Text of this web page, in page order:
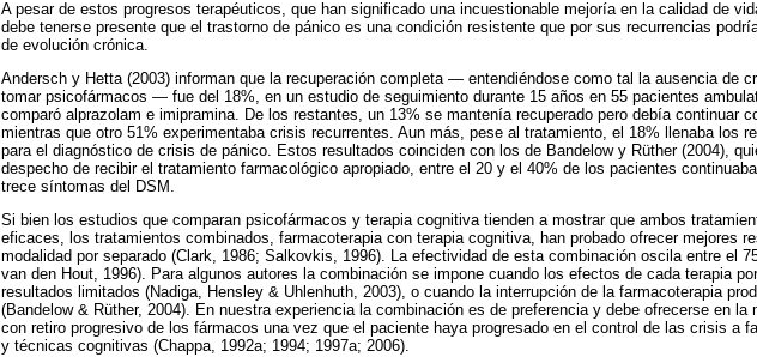
A pesar de estos progresos terapéuticos, que han significado una incuestionable mejoría en la calidad de
debe tenerse presente que el trastorno de pánico es una condición resistente que por sus recurrencias
de evolución crónica.
Andersch y Hetta (2003) informan que la recuperación completa — entendiéndose como tal la ausencia de
tomar psicofármacos — fue del 18%, en un estudio de seguimiento durante 15 años en 55 pacientes
comparó alprazolam e imipramina. De los restantes, un 13% se mantenía recuperado pero debía continuar
mientras que otro 51% experimentaba crisis recurrentes. Aun más, pese al tratamiento, el 18% llenaba los
para el diagnóstico de crisis de pánico. Estos resultados coinciden con los de Bandelow y Rüther (2004),
despecho de recibir el tratamiento farmacológico apropiado, entre el 20 y el 40% de los pacientes
trece síntomas del DSM.
Si bien los estudios que comparan psicofármacos y terapia cognitiva tienden a mostrar que ambos
eficaces, los tratamientos combinados, farmacoterapia con terapia cognitiva, han probado ofrecer mejores
modalidad por separado (Clark, 1986; Salkovkis, 1996). La efectividad de esta combinación oscila entre el
van den Hout, 1996). Para algunos autores la combinación se impone cuando los efectos de cada terapia
resultados limitados (Nadiga, Hensley & Uhlenhuth, 2003), o cuando la interrupción de la farmacoterapia
(Bandelow & Rüther, 2004). En nuestra experiencia la combinación es de preferencia y debe ofrecerse en la
con retiro progresivo de los fármacos una vez que el paciente haya progresado en el control de las crisis a
y técnicas cognitivas (Chappa, 1992a; 1994; 1997a; 2006).